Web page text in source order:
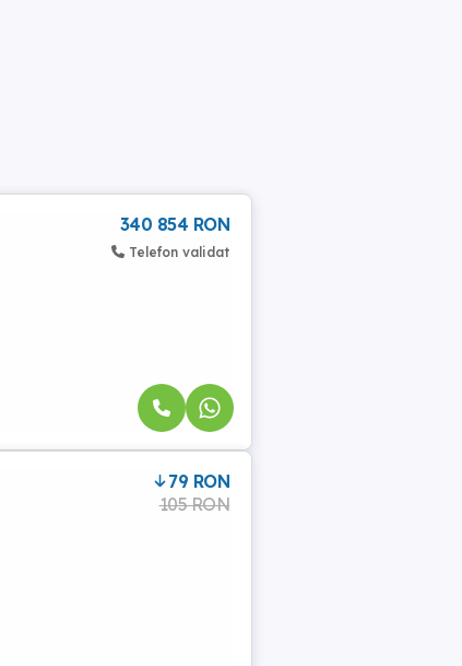
340 854 RON
Telefon validat
79 RON
105 RON